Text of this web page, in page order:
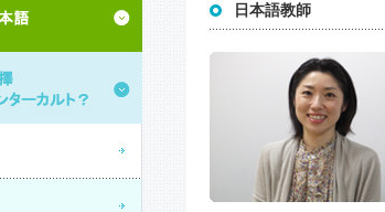
日本語教師